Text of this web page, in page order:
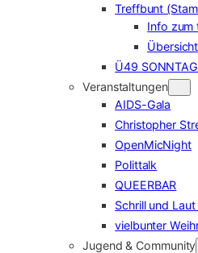
Treffbunt
Info zum
Ü49
Veranstaltungen
AIDS-Gala
Christopher
OpenMicNight
Polittalk
QUEERBAR
Schrill und
vielbunter
Jugend & Community